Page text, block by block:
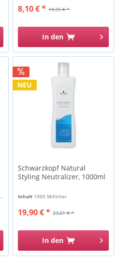
10,35 € *
8,10 € *
In den
NEU
Schwarzkopf Natural
Styling Neutralizer, 1000ml
Inhalt 1000 Milliliter
23,21 € *
19,90 € *
In den